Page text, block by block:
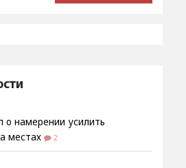
о намерении усилить
местах
2